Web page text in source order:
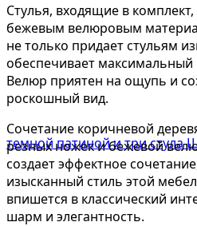
Стулья, входящие в
бежевым велюровым
не только придает стульям
обеспечивает
Велюр приятен на ощупь и
роскошный вид.
Сочетание коричневой
резных ножек и бежевой
создает эффектное
изысканный стиль этой
впишется в классический
шарм и элегантность.